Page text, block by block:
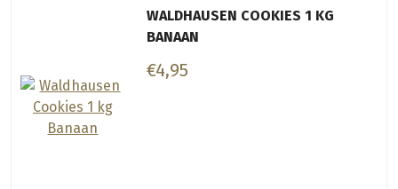
WALDHAUSEN COOKIES 1 KG
BANAAN
€4,95